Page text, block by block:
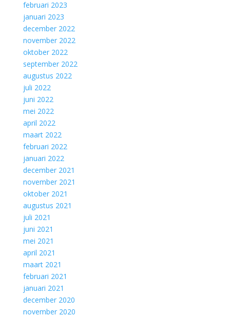
februari 2023
januari 2023
december 2022
november 2022
oktober 2022
september 2022
augustus 2022
juli 2022
juni 2022
mei 2022
april 2022
maart 2022
februari 2022
januari 2022
december 2021
november 2021
oktober 2021
augustus 2021
juli 2021
juni 2021
mei 2021
april 2021
maart 2021
februari 2021
januari 2021
december 2020
november 2020